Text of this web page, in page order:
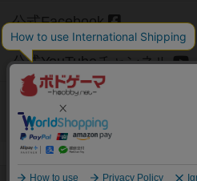
公式Facebook
公式YouTubeチャンネル